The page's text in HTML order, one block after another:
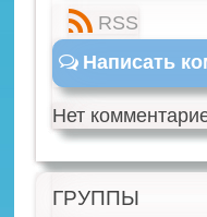
RSS
Написать
Нет
ГРУППЫ